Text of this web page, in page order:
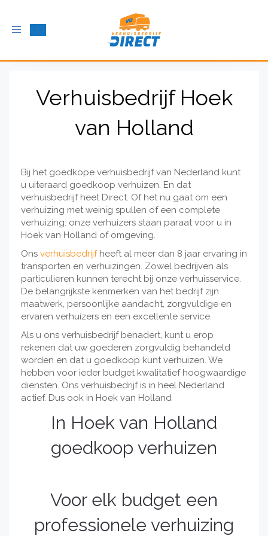
Schakel
Verhuisbedrijf Hoek
van Holland
Bij het goedkope verhuisbedrijf van Nederland kunt
u uiteraard goedkoop verhuizen. En dat
verhuisbedrijf heet Direct. Of het nu gaat om een
verhuizing met weinig spullen of een complete
verhuizing: onze verhuizers staan paraat voor u in
Hoek van Holland of omgeving.
Ons verhuisbedrijfheeft al meer dan 8 jaar ervaring in
transporten en verhuizingen. Zowel bedrijven als
particulieren kunnen terecht bij onze verhuisservice.
De belangrijkste kenmerken van het bedrijf zijn
maatwerk, persoonlijke aandacht, zorgvuldige en
ervaren verhuizers en een excellente service.
Als u ons verhuisbedrijf benadert, kunt u erop
rekenen dat uw goederen zorgvuldig behandeld
worden en dat u goedkoop kunt verhuizen. We
hebben voor ieder budget kwalitatief hoogwaardige
diensten. Ons verhuisbedrijf is in heel Nederland
actief. Dus ook in Hoek van Holland
In Hoek van Holland
goedkoop verhuizen
Voor elk budget een
professionele verhuizing